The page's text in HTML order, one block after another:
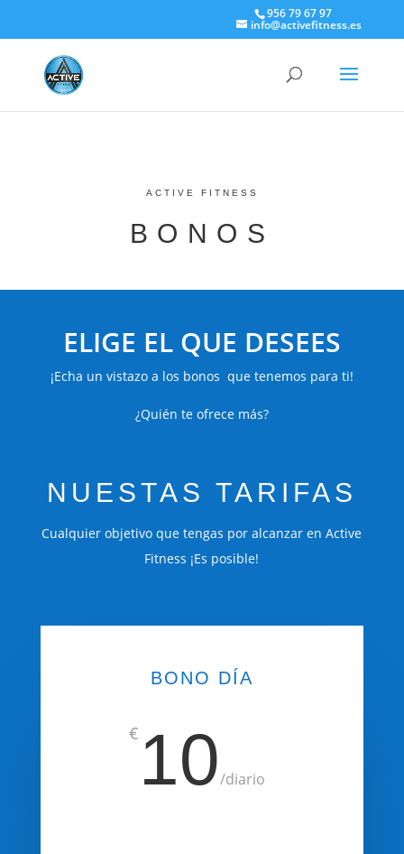
956 79 67 97
info@activefitness.es
ACTIVE FITNESS
BONOS
ELIGE EL QUE DESEES
¡Echa un vistazo a los bonos que tenemos para ti!
¿Quién te ofrece más?
NUESTAS TARIFAS
Cualquier objetivo que tengas por alcanzar en Active
Fitness ¡Es posible!
BONO DÍA
€ 10/diario